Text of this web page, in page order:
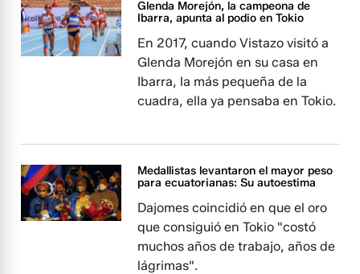
Glenda Morejón, la campeona de
Ibarra, apunta al podio en Tokio
En 2017, cuando Vistazo visitó a
Glenda Morejón en su casa en
Ibarra, la más pequeña de la
cuadra, ella ya pensaba en Tokio.
Medallistas levantaron el mayor peso
para ecuatorianas: Su autoestima
Dajomes coincidió en que el oro
que consiguió en Tokio "costó
muchos años de trabajo, años de
lágrimas".